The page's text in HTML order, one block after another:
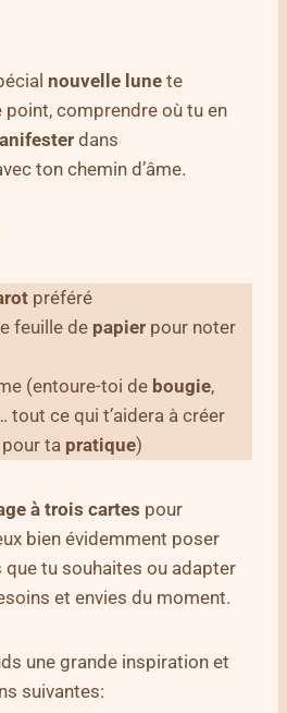
nouvelle lune te
comprendre où tu en
dans
ton chemin d’âme.
préféré
feuille de papier pour noter
(entoure-toi de bougie,
tout ce qui t’aidera à créer
ta pratique)
à trois cartes pour
bien évidemment poser
tu souhaites ou adapter
et envies du moment.
une grande inspiration et
suivantes: